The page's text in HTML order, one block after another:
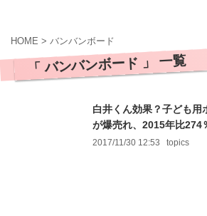
HOME > バンバンボード
「 バンバンボード 」 一覧
白井くん効果？子ども用
が爆売れ、2015年比274
2017/11/30 12:53 topics